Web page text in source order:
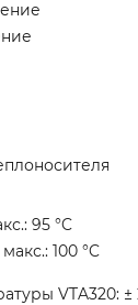
95 °C
100 °C
VTA320: ±